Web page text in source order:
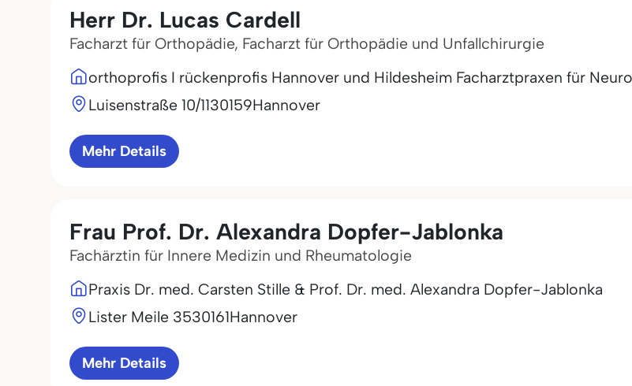
Herr Dr. Lucas Cardell
Facharzt für Orthopädie, Facharzt für Orthopädie und Unfallchirurgie
orthoprofis I rückenprofis Hannover und Hildesheim Facharztpraxen für
Luisenstraße 10/1130159Hannover
Mehr Details
Frau Prof. Dr. Alexandra Dopfer-Jablonka
Fachärztin für Innere Medizin und Rheumatologie
Praxis Dr. med. Carsten Stille & Prof. Dr. med. Alexandra Dopfer-Jablonka
Lister Meile 3530161Hannover
Mehr Details